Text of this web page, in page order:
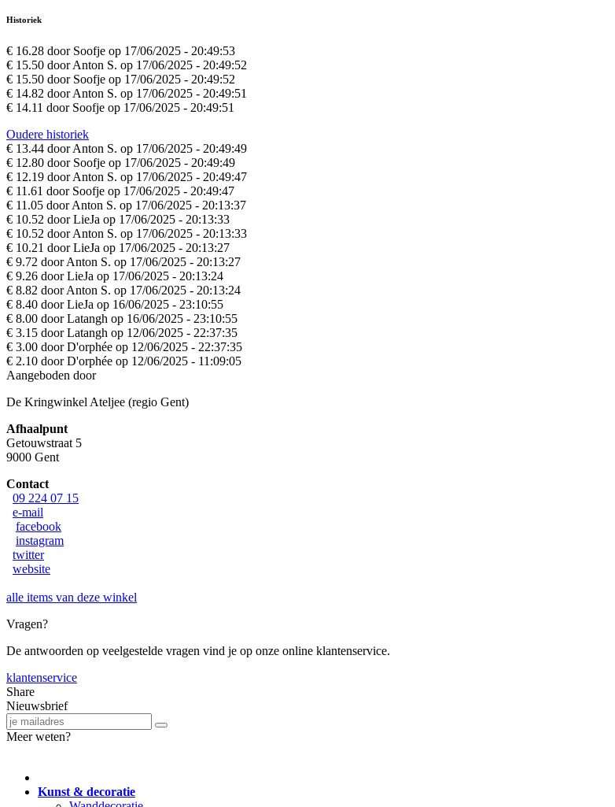
Historiek
€ 16.28 door Soofje op 17/06/2025 - 20:49:53
€ 15.50 door Anton S. op 17/06/2025 - 20:49:52
€ 15.50 door Soofje op 17/06/2025 - 20:49:52
€ 14.82 door Anton S. op 17/06/2025 - 20:49:51
€ 14.11 door Soofje op 17/06/2025 - 20:49:51
Oudere historiek
€ 13.44 door Anton S. op 17/06/2025 - 20:49:49
€ 12.80 door Soofje op 17/06/2025 - 20:49:49
€ 12.19 door Anton S. op 17/06/2025 - 20:49:47
€ 11.61 door Soofje op 17/06/2025 - 20:49:47
€ 11.05 door Anton S. op 17/06/2025 - 20:13:37
€ 10.52 door LieJa op 17/06/2025 - 20:13:33
€ 10.52 door Anton S. op 17/06/2025 - 20:13:33
€ 10.21 door LieJa op 17/06/2025 - 20:13:27
€ 9.72 door Anton S. op 17/06/2025 - 20:13:27
€ 9.26 door LieJa op 17/06/2025 - 20:13:24
€ 8.82 door Anton S. op 17/06/2025 - 20:13:24
€ 8.40 door LieJa op 16/06/2025 - 23:10:55
€ 8.00 door Latangh op 16/06/2025 - 23:10:55
€ 3.15 door Latangh op 12/06/2025 - 22:37:35
€ 3.00 door D'orphée op 12/06/2025 - 22:37:35
€ 2.10 door D'orphée op 12/06/2025 - 11:09:05
Aangeboden door
De Kringwinkel Ateljee (regio Gent)
Afhaalpunt
Getouwstraat 5
9000 Gent
Contact
09 224 07 15
e-mail
facebook
instagram
twitter
website
alle items van deze winkel
Vragen?
De antwoorden op veelgestelde vragen vind je op onze online klantenservice.
klantenservice
Share
Nieuwsbrief
Meer weten?
Kunst & decoratie